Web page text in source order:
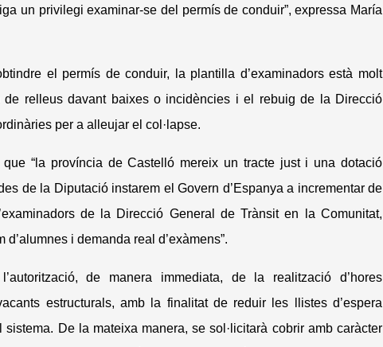
un privilegi examinar-se del permís de conduir”, expressa María
el permís de conduir, la plantilla d’examinadors està molt
relleus davant baixes o incidències i el rebuig de la Direcció
per a alleujar el col·lapse.
“la província de Castelló mereix un tracte just i una dotació
de la Diputació instarem el Govern d’Espanya a incrementar de
de la Direcció General de Trànsit en la Comunitat,
i demanda real d’exàmens”.
de manera immediata, de la realització d’hores
estructurals, amb la finalitat de reduir les llistes d’espera
De la mateixa manera, se sol·licitarà cobrir amb caràcter